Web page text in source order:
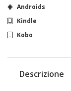
Androids
Kindle
Kobo
Descrizione